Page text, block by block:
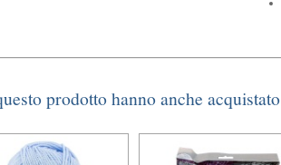
prodotto hanno anche acquistato